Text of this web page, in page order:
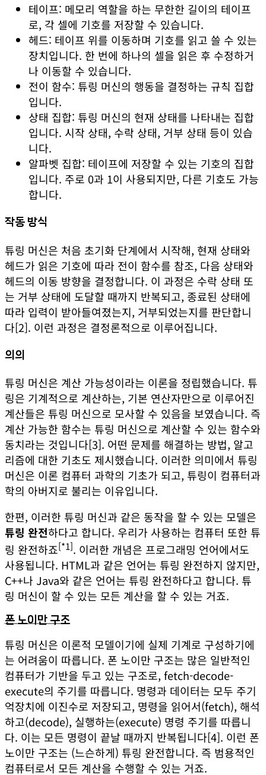
테이프: 메모리 역할을 하는 무한한 길이의 테이프
로, 각 셀에 기호를 저장할 수 있습니다.
헤드: 테이프 위를 이동하며 기호를 읽고 쓸 수 있는
장치입니다. 한 번에 하나의 셀을 읽은 후 수정하거
나 이동할 수 있습니다.
전이 함수: 튜링 머신의 행동을 결정하는 규칙 집합
입니다.
상태 집합: 튜링 머신의 현재 상태를 나타내는 집합
입니다. 시작 상태, 수락 상태, 거부 상태 등이 있습
니다.
알파벳 집합: 테이프에 저장할 수 있는 기호의 집합
입니다. 주로 0과 1이 사용되지만, 다른 기호도 가능
합니다.
작동 방식
튜링 머신은 처음 초기화 단계에서 시작해, 현재 상태와
헤드가 읽은 기호에 따라 전이 함수를 참조, 다음 상태와
헤드의 이동 방향을 결정합니다. 이 과정은 수락 상태 또
는 거부 상태에 도달할 때까지 반복되고, 종료된 상태에
따라 입력이 받아들여졌는지, 거부되었는지를 판단합니
다[2]. 이런 과정은 결정론적으로 이루어집니다.
의의
튜링 머신은 계산 가능성이라는 이론을 정립했습니다. 튜
링은 기계적으로 계산하는, 기본 연산자만으로 이루어진
계산들은 튜링 머신으로 모사할 수 있음을 보였습니다. 즉
계산 가능한 함수는 튜링 머신으로 계산할 수 있는 함수와
동치라는 것입니다[3]. 어떤 문제를 해결하는 방법, 알고
리즘에 대한 기초도 제시했습니다. 이러한 의미에서 튜링
머신은 이론 컴퓨터 과학의 기초가 되고, 튜링이 컴퓨터과
학의 아버지로 불리는 이유입니다.
한편, 이러한 튜링 머신과 같은 동작을 할 수 있는 모델은
튜링 완전하다고 합니다. 우리가 사용하는 컴퓨터 또한 튜
링 완전하죠[*1]. 이러한 개념은 프로그래밍 언어에서도
사용됩니다. HTML과 같은 언어는 튜링 완전하지 않지만,
C++나 Java와 같은 언어는 튜링 완전하다고 합니다. 튜
링 머신이 할 수 있는 모든 계산을 할 수 있는 거죠.
폰 노이만 구조
튜링 머신은 이론적 모델이기에 실제 기계로 구성하기에
는 어려움이 따릅니다. 폰 노이만 구조는 많은 일반적인
컴퓨터가 기반을 두고 있는 구조로, fetch-decode-
execute의 주기를 따릅니다. 명령과 데이터는 모두 주기
억장치에 이진수로 저장되고, 명령을 읽어서(fetch), 해석
하고(decode), 실행하는(execute) 명령 주기를 따릅니
다. 이는 모든 명령이 끝날 때까지 반복됩니다[4]. 이런 폰
노이만 구조는 (느슨하게) 튜링 완전합니다. 즉 범용적인
컴퓨터로서 모든 계산을 수행할 수 있는 거죠.